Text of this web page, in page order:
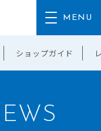
ショップガイド